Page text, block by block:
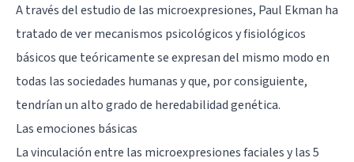
A través del estudio de las microexpresiones, Paul Ekman ha
tratado de ver mecanismos psicológicos y fisiológicos
básicos que teóricamente se expresan del mismo modo en
todas las sociedades humanas y que, por consiguiente,
tendrían un alto grado de heredabilidad genética.
Las emociones básicas
La vinculación entre las microexpresiones faciales y las 5